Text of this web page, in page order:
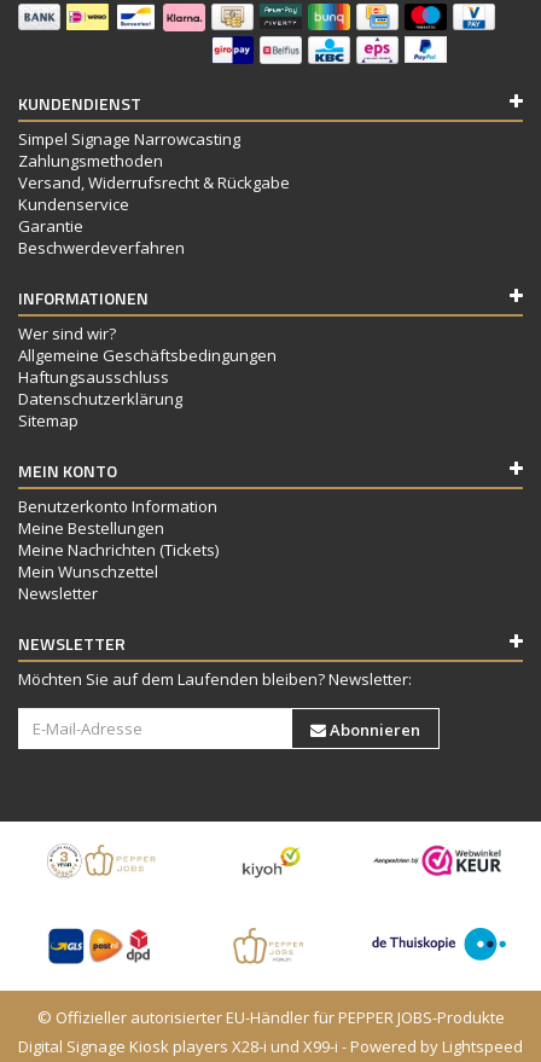
KUNDENDIENST
Simpel Signage Narrowcasting
Zahlungsmethoden
Versand, Widerrufsrecht & Rückgabe
Kundenservice
Garantie
Beschwerdeverfahren
INFORMATIONEN
Wer sind wir?
Allgemeine Geschäftsbedingungen
Haftungsausschluss
Datenschutzerklärung
Sitemap
MEIN KONTO
Benutzerkonto Information
Meine Bestellungen
Meine Nachrichten (Tickets)
Mein Wunschzettel
Newsletter
NEWSLETTER
Möchten Sie auf dem Laufenden bleiben? Newsletter:
Abonnieren
© Offizieller autorisierter EU-Händler für PEPPER JOBS-Produkte
Digital Signage Kiosk players X28-i und X99-i - Powered by Lightspeed